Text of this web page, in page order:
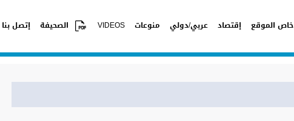
خاص الموقع إقتصاد عربي/دولي منوعات VIDEOS الصحيفة إتصل بنا